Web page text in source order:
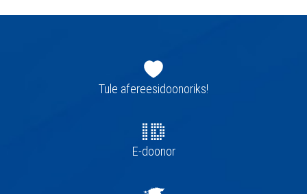
navigatsioonTule afereesidoonoriks!
E-doonor